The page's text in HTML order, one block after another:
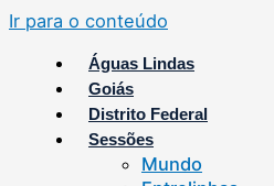
Ir para o conteúdo
Águas Lindas
Goiás
Distrito Federal
Sessões
Mundo